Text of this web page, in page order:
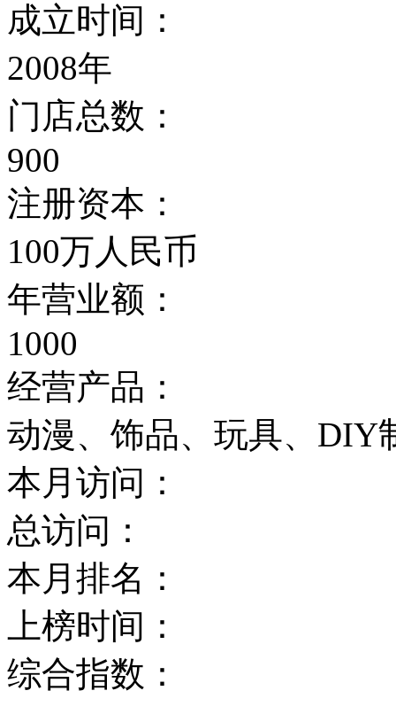
成立时间：
2008年
门店总数：
900
注册资本：
100万人民币
年营业额：
1000
经营产品：
动漫、饰品、玩具、DIY
本月访问：
总访问：
本月排名：
上榜时间：
综合指数：